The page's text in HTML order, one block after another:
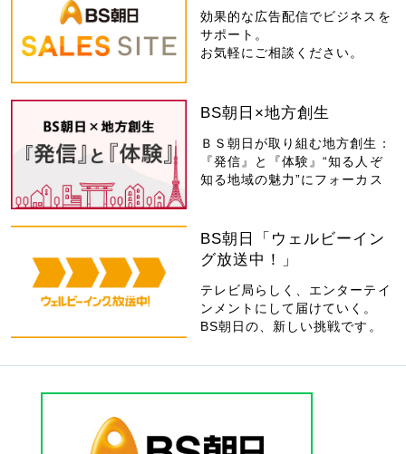
効果的な広告配信でビジネスを
サポート。
お気軽にご相談ください。
BS朝日×地方創生
ＢＳ朝日が取り組む地方創生：
『発信』と『体験』“知る人ぞ
知る地域の魅力”にフォーカス
BS朝日「ウェルビーイン
グ放送中！」
テレビ局らしく、エンターテイ
ンメントにして届けていく。
BS朝日の、新しい挑戦です。